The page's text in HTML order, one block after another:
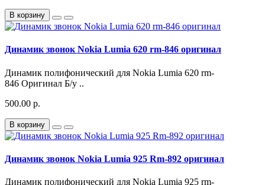
В корзину
Динамик звонок Nokia Lumia 620 rm-846 оригинал
Динамик полифонический для Nokia Lumia 620 rm-
846 Оригинал Б/у ..
500.00 р.
В корзину
Динамик звонок Nokia Lumia 925 Rm-892 оригинал
Динамик полифонический для Nokia Lumia 925 rm-